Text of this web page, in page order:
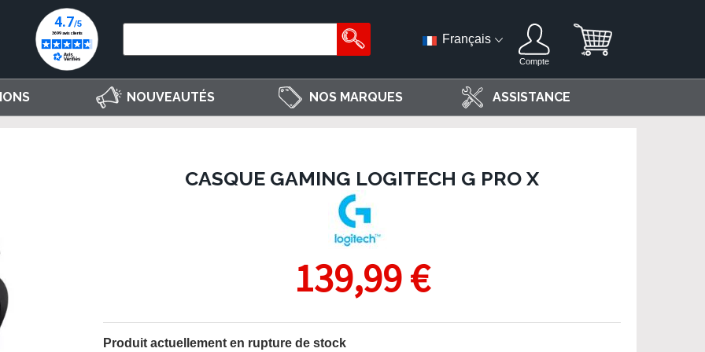
Français
Compte
NOUVEAUTÉS NOS MARQUES ASSISTANCE
CASQUE GAMING LOGITECH G PRO X
139,99 €
Produit actuellement en rupture de stock